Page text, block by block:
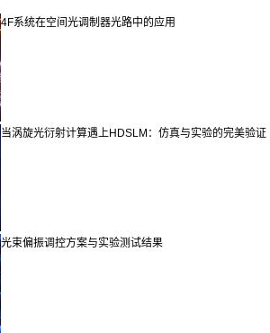
4F系统在空间光调制器光路中的应用
当涡旋光衍射计算遇上HDSLM：仿真与实验的完美验证
光束偏振调控方案与实验测试结果